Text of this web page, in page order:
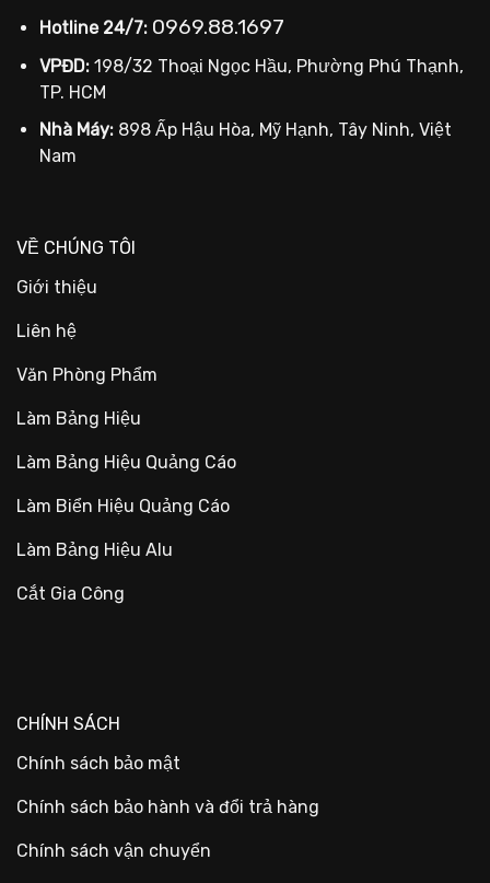
Hotline 24/7: 0969.88.1697
VPĐD: 198/32 Thoại Ngọc Hầu, Phường Phú Thạnh,
TP. HCM
Nhà Máy: 898 Ấp Hậu Hòa, Mỹ Hạnh, Tây Ninh, Việt
Nam
VỀ CHÚNG TÔI
Giới thiệu
Liên hệ
Văn Phòng Phẩm
Làm Bảng Hiệu
Làm Bảng Hiệu Quảng Cáo
Làm Biển Hiệu Quảng Cáo
Làm Bảng Hiệu Alu
Cắt Gia Công
CHÍNH SÁCH
Chính sách bảo mật
Chính sách bảo hành và đổi trả hàng
Chính sách vận chuyển